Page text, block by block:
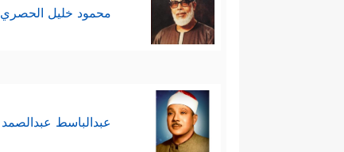
محمود خليل الحصري
عبدالباسط عبدالصمد